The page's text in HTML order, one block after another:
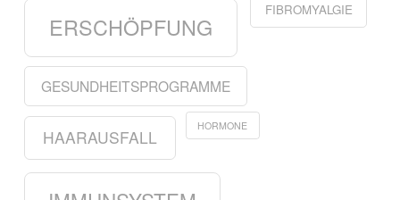
ERSCHÖPFUNG
FIBROMYALGIE
GESUNDHEITSPROGRAMME
HAARAUSFALL
HORMONE